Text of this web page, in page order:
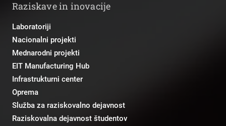
Raziskave in inovacije
Laboratoriji
Nacionalni projekti
Mednarodni projekti
EIT Manufacturing Hub
Infrastrukturni center
Oprema
Služba za raziskovalno dejavnost
Raziskovalna dejavnost študentov